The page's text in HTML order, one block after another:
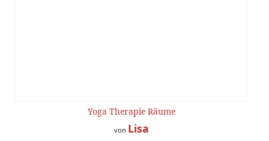
Yoga Therapie Räume
von Lisa